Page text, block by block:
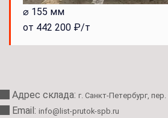
⌀ 155 мм
от 442 200 ₽/т
Адрес склада: г. Санкт-Петербург,
Email: info@list-prutok-spb.ru